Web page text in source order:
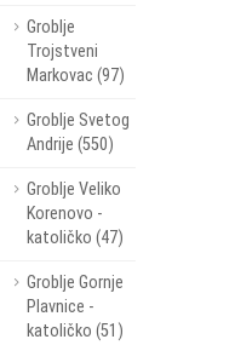
Groblje
Trojstveni
Markovac (97)
Groblje Svetog
Andrije (550)
Groblje Veliko
Korenovo -
katoličko (47)
Groblje Gornje
Plavnice -
katoličko (51)